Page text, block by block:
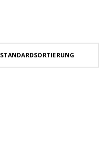
STANDARDSORTIERUNG